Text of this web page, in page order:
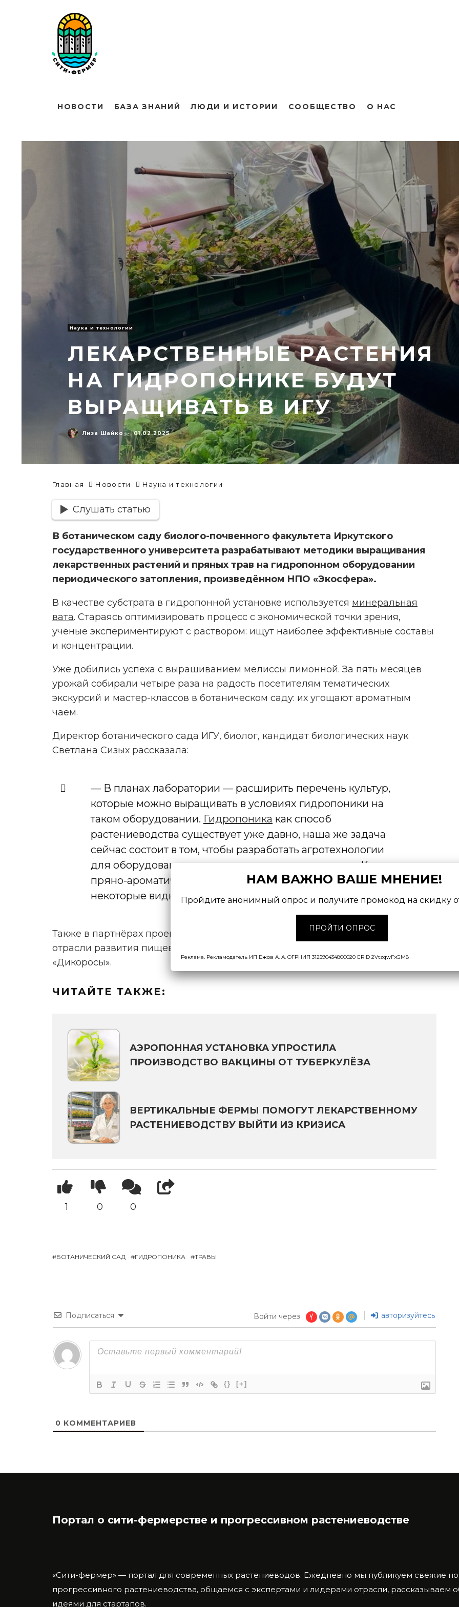
НОВОСТИ БАЗА ЗНАНИЙ ЛЮДИ И ИСТОРИИ СООБЩЕСТВО О НАС
Наука и технологии
ЛЕКАРСТВЕННЫЕ РАСТЕНИЯ
НА ГИДРОПОНИКЕ БУДУТ
ВЫРАЩИВАТЬ В ИГУ
Лиза Шайко · 01.02.2025
Главная Новости Наука и технологии
Слушать статью
В ботаническом саду биолого-почвенного факультета Иркутского
государственного университета разрабатывают методики выращивания
лекарственных растений и пряных трав на гидропонном оборудовании
периодического затопления, произведённом НПО «Экосфера».
В качестве субстрата в гидропонной установке используется минеральная
вата. Стараясь оптимизировать процесс с экономической точки зрения,
учёные экспериментируют с раствором: ищут наиболее эффективные составы
и концентрации.
Уже добились успеха с выращиванием мелиссы лимонной. За пять месяцев
урожай собирали четыре раза на радость посетителям тематических
экскурсий и мастер-классов в ботаническом саду: их угощают ароматным
чаем.
Директор ботанического сада ИГУ, биолог, кандидат биологических наук
Светлана Сизых рассказала:
— В планах лаборатории — расширить перечень культур,
которые можно выращивать в условиях гидропоники на
таком оборудовании. Гидропоника как способ
растениеводства существует уже давно, наша же задача
сейчас состоит в том, чтобы разработать агротехнологии
для оборудования именно местного производства. Кроме
пряно-ароматических растений мы будем выращивать и
некоторые виды
лекарственных культур.
Также в партнёрах проекта значатся НОЦ «Байкал» и Ассоциация участников
отрасли развития пищевых недревесных и лекарственных лесных ресурсов
«Дикоросы».
ЧИТАЙТЕ ТАКЖЕ:
АЭРОПОННАЯ УСТАНОВКА УПРОСТИЛА
ПРОИЗВОДСТВО ВАКЦИНЫ ОТ ТУБЕРКУЛЁЗА
ВЕРТИКАЛЬНЫЕ ФЕРМЫ ПОМОГУТ ЛЕКАРСТВЕННОМУ
РАСТЕНИЕВОДСТВУ ВЫЙТИ ИЗ КРИЗИСА
1 0 0
БОТАНИЧЕСКИЙ САД ГИДРОПОНИКА ТРАВЫ
Подписаться Войти через авторизуйтесь
{} [+]
0 КОММЕНТАРИЕВ
ИССЛЕДОВАНИЕ: ОСТРЫЙ
Портал о сити-фермерстве и прогрессивном растениеводстве
«Сити-фермер» — портал для современных растениеводов. Ежедневно мы публикуем свежие
прогрессивного растениеводства, общаемся с экспертами и лидерами отрасли, рассказываем
идеями для стартапов.
НАМ ВАЖНО ВАШЕ МНЕНИЕ!
Пройдите анонимный опрос и получите промокод на скидку
ПРОЙТИ ОПРОС
Реклама. Рекламодатель ИП Ежов А. А. ОГРНИП 312590434800020 ERID 2VtzqwFxGM8